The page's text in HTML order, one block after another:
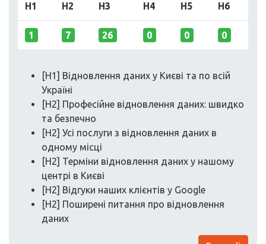
H1 H2 H3 H4 H5 H6
1 7 26 0 0 0
[H1] Відновлення даних у Києві та по всій
Україні
[H2] Професійне відновлення даних: швидко
та безпечно
[H2] Усі послуги з відновлення даних в
одному місці
[H2] Терміни відновлення даних у нашому
центрі в Києві
[H2] Відгуки наших клієнтів у Google
[H2] Поширені питання про відновлення
даних